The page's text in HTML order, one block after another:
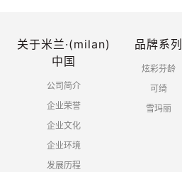
关于米兰·(milan)
中国
公司简介
企业荣誉
企业文化
企业环境
发展历程
品牌系列
炫彩芬龄
可绮
雪玛丽